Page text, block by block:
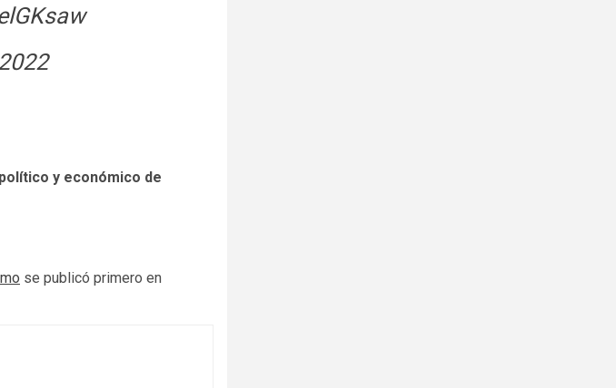
y económico de
se publicó primero en